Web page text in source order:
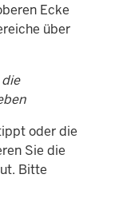
Ecke
über
oder die
Sie die
Bitte